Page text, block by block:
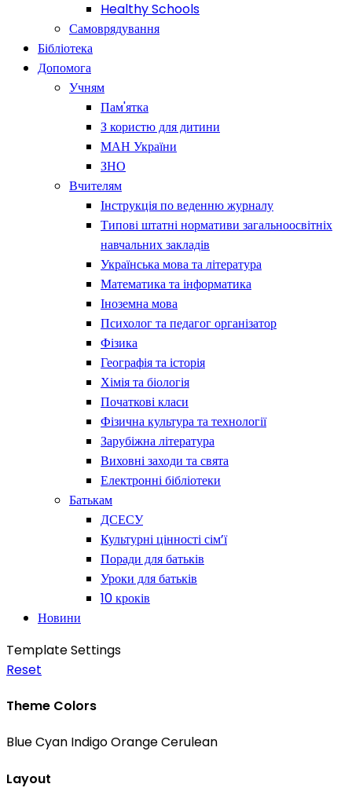
Healthy Schools
Самоврядування
Бібліотека
Допомога
Учням
Пам'ятка
З користю для дитини
МАН України
ЗНО
Вчителям
Інструкція по веденню журналу
Типові штатні нормативи загальноосвітніх
навчальних закладів
Українська мова та література
Математика та інформатика
Іноземна мова
Психолог та педагог організатор
Фізика
Географія та історія
Хімія та біологія
Початкові класи
Фізична культура та технології
Зарубіжна література
Виховні заходи та свята
Електронні бібліотеки
Батькам
ДСЕСУ
Культурні цінності сім’ї
Поради для батьків
Уроки для батьків
10 кроків
Новини
Template Settings
Reset
Theme Colors
BlueCyan IndigoOrangeCerulean
Layout